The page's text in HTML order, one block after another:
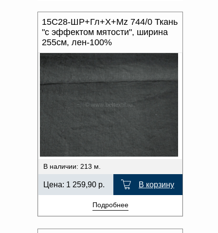
15С28-ШР+Гл+Х+Мz 744/0 Ткань
"с эффектом мятости", ширина
255см, лен-100%
В наличии: 213 м.
Цена: 1 259,90 р. В корзину
Подробнее